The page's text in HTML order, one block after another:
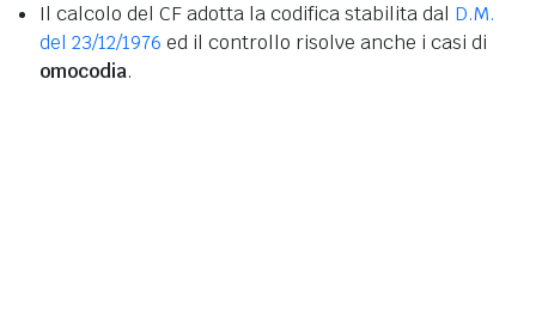
Il calcolo del CF adotta la codifica stabilita dal D.M.
del 23/12/1976 ed il controllo risolve anche i casi di
omocodia.